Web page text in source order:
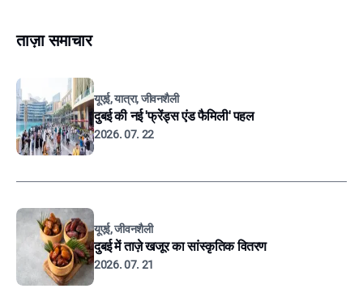
ताज़ा समाचार
यूएई, यात्रा, जीवनशैली
दुबई की नई 'फ्रेंड्स एंड फैमिली' पहल
2026. 07. 22
यूएई, जीवनशैली
दुबई में ताज़े खजूर का सांस्कृतिक वितरण
2026. 07. 21